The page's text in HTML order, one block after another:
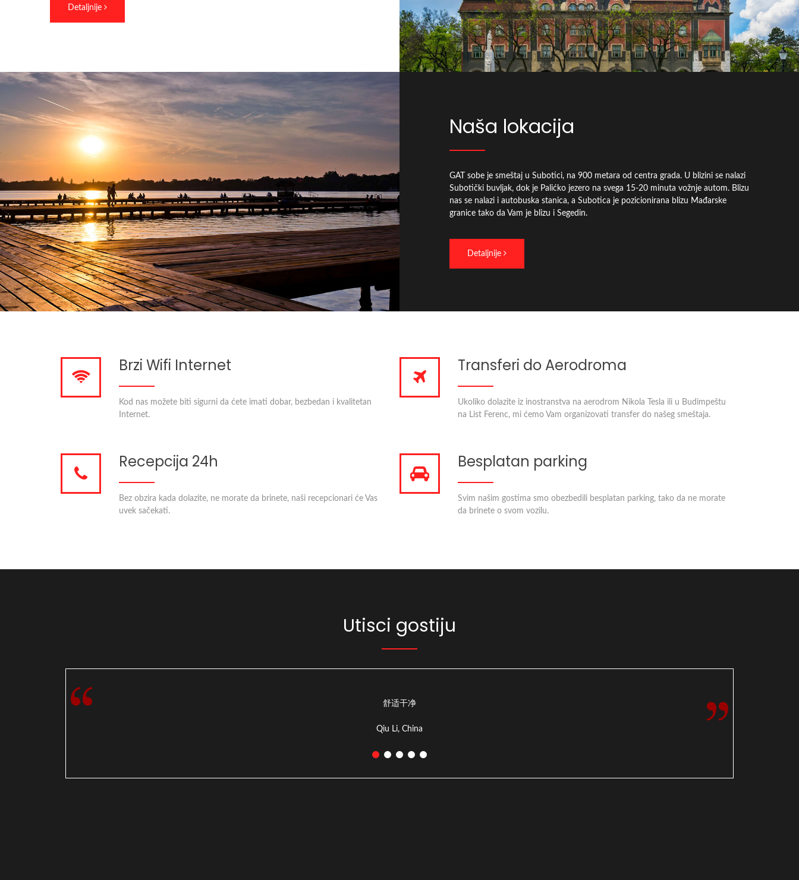
Detaljnije
Naša lokacija
GAT sobe je smeštaj u Subotici, na 900 metara od centra grada. U blizini se nalazi
Subotički buvljak, dok je Palićko jezero na svega 15-20 minuta vožnje autom. Blizu
nas se nalazi i autobuska stanica, a Subotica je pozicionirana blizu Mađarske
granice tako da Vam je blizu i Segedin.
Detaljnije
Brzi Wifi Internet
Kod nas možete biti sigurni da ćete imati dobar, bezbedan i kvalitetan
Internet.
Transferi do Aerodroma
Ukoliko dolazite iz inostranstva na aerodrom Nikola Tesla ili u Budimpeštu
na List Ferenc, mi ćemo Vam organizovati transfer do našeg smeštaja.
Recepcija 24h
Bez obzira kada dolazite, ne morate da brinete, naši recepcionari će Vas
uvek sačekati.
Besplatan parking
Svim našim gostima smo obezbedili besplatan parking, tako da ne morate
da brinete o svom vozilu.
Utisci gostiju
舒适干净
Qiu Li, China